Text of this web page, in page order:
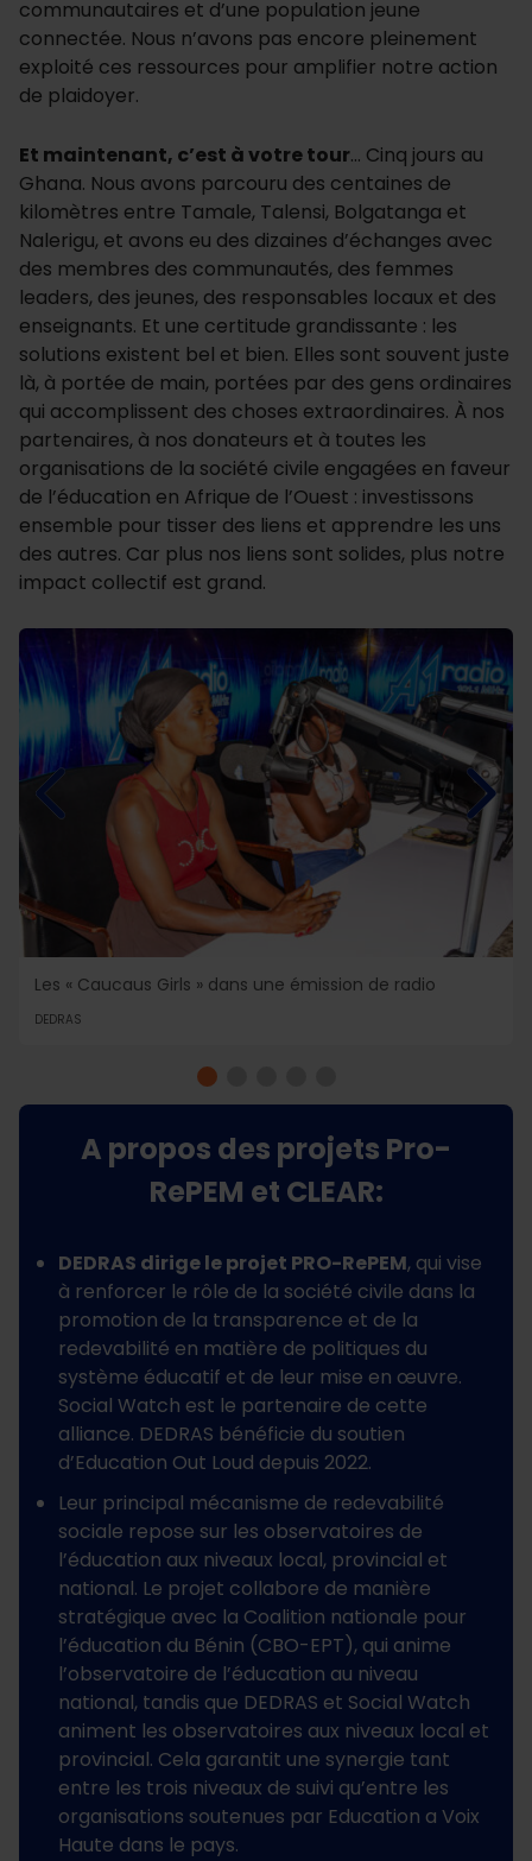
communautaires et d’une population jeune
connectée. Nous n’avons pas encore pleinement
exploité ces ressources pour amplifier notre action
de plaidoyer.
Et maintenant, c’est à votre tour… Cinq jours au
Ghana. Nous avons parcouru des centaines de
kilomètres entre Tamale, Talensi, Bolgatanga et
Nalerigu, et avons eu des dizaines d’échanges avec
des membres des communautés, des femmes
leaders, des jeunes, des responsables locaux et des
enseignants. Et une certitude grandissante : les
solutions existent bel et bien. Elles sont souvent juste
là, à portée de main, portées par des gens ordinaires
qui accomplissent des choses extraordinaires. À nos
partenaires, à nos donateurs et à toutes les
organisations de la société civile engagées en faveur
de l’éducation en Afrique de l’Ouest : investissons
ensemble pour tisser des liens et apprendre les uns
des autres. Car plus nos liens sont solides, plus notre
impact collectif est grand.
Les « Caucaus Girls » dans une émission de radio
DEDRAS
A propos des projets Pro-
RePEM et CLEAR:
DEDRAS dirige le projet PRO-RePEM, qui vise
à renforcer le rôle de la société civile dans la
promotion de la transparence et de la
redevabilité en matière de politiques du
système éducatif et de leur mise en œuvre.
Social Watch est le partenaire de cette
alliance. DEDRAS bénéficie du soutien
d’Education Out Loud depuis 2022.
Leur principal mécanisme de redevabilité
sociale repose sur les observatoires de
l’éducation aux niveaux local, provincial et
national. Le projet collabore de manière
stratégique avec la Coalition nationale pour
l’éducation du Bénin (CBO-EPT), qui anime
l’observatoire de l’éducation au niveau
national, tandis que DEDRAS et Social Watch
animent les observatoires aux niveaux local et
provincial. Cela garantit une synergie tant
entre les trois niveaux de suivi qu’entre les
organisations soutenues par Education a Voix
Haute dans le pays.